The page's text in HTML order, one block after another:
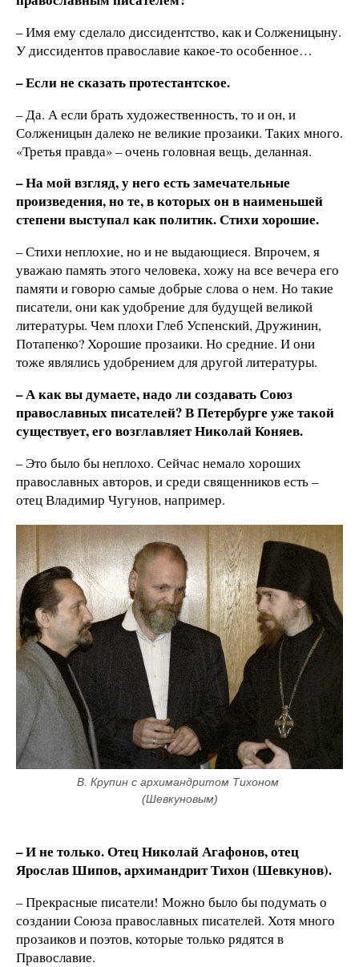
– Имя ему сделало диссидентство, как и Солженицыну.
У диссидентов православие какое-то особенное…
– Если не сказать протестантское.
– Да. А если брать художественность, то и он, и
Солженицын далеко не великие прозаики. Таких много.
«Третья правда» – очень головная вещь, деланная.
– На мой взгляд, у него есть замечательные
произведения, но те, в которых он в наименьшей
степени выступал как политик. Стихи хорошие.
– Стихи неплохие, но и не выдающиеся. Впрочем, я
уважаю память этого человека, хожу на все вечера его
памяти и говорю самые добрые слова о нем. Но такие
писатели, они как удобрение для будущей великой
литературы. Чем плохи Глеб Успенский, Дружинин,
Потапенко? Хорошие прозаики. Но средние. И они
тоже являлись удобрением для другой литературы.
– А как вы думаете, надо ли создавать Союз
православных писателей? В Петербурге уже такой
существует, его возглавляет Николай Коняев.
– Это было бы неплохо. Сейчас немало хороших
православных авторов, и среди священников есть –
отец Владимир Чугунов, например.
В. Крупин с архимандритом Тихоном
(Шевкуновым)
– И не только. Отец Николай Агафонов, отец
Ярослав Шипов, архимандрит Тихон (Шевкунов).
– Прекрасные писатели! Можно было бы подумать о
создании Союза православных писателей. Хотя много
прозаиков и поэтов, которые только рядятся в
Православие.